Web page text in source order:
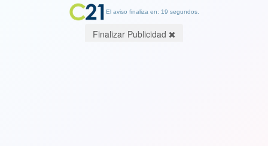
El aviso finaliza en: 19 segundos.
Finalizar Publicidad